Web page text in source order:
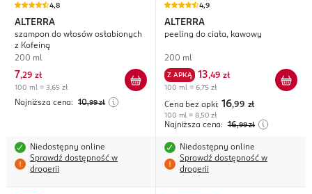
4,8
ALTERRA
szampon do włosów osłabionych
z Kofeiną
200 ml
7,29 zł
100 ml = 3,65 zł
Najniższa cena: 10,99 zł
Niedostępny online
Sprawdź dostępność w
drogerii
4,9
ALTERRA
peeling do ciała, kawowy
200 ml
Z APKĄ 13,49 zł
100 ml = 6,75 zł
Cena bez apki: 16,99 zł
100 ml = 8,50 zł
Najniższa cena: 16,99 zł
Niedostępny online
Sprawdź dostępność w
drogerii